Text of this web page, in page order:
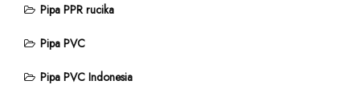
Pipa PPR rucika
Pipa PVC
Pipa PVC Indonesia